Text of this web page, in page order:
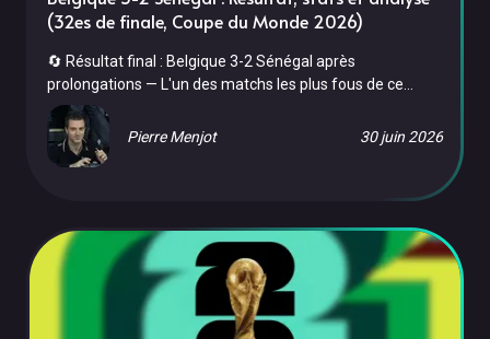
(32es de finale, Coupe du Monde 2026)
🔄 Résultat final : Belgique 3-2 Sénégal après
prolongations — L'un des matchs les plus fous de ce
Mondial. Le Sénégal mène 0-2 à la 51e, la Belgique
revient à 2-2 à la 89e grâce à une remontée héroïque,
puis arrache le but de la victoire à la 120e en
qualification belge arrachée au forceps face à des Lions
Pierre Menjot 30 juin 2026